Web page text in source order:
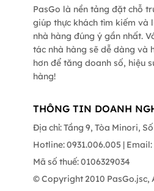
PasGo là nền tảng đặt chỗ
giúp thực khách tìm kiếm và
nhà hàng đúng ý gần nhất.
tác nhà hàng sẽ dễ dàng và
hơn để tăng doanh số, hiệu
hàng!
THÔNG TIN DOANH
Địa chỉ: Tầng 9, Tòa Minori,
Hotline: 0931.006.005 | Email:
Mã số thuế: 0106329034
© Copyright 2010 PasGo.jsc,